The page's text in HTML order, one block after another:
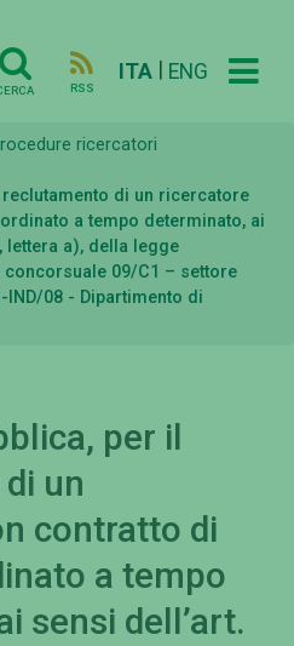
RSS
ITA ENG
ricercatori
di un ricercatore
a tempo determinato, ai
lettera a), della legge
09/C1 – settore
08 - Dipartimento di
per il
un
contratto di
a tempo
sensi dell’art.